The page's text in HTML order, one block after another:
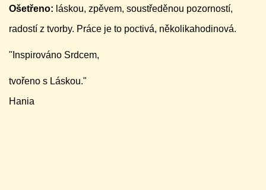
Ošetřeno: láskou, zpěvem, soustředěnou pozorností,
radostí z tvorby. Práce je to poctivá, několikahodinová.
"Inspirováno Srdcem,
tvořeno s Láskou."
Hania